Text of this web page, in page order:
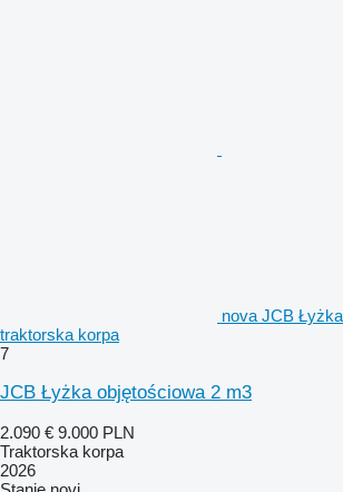
nova JCB
traktorska korpa
7
JCB Łyżka objętościowa 2 m3
2.090 € 9.000 PLN
Traktorska korpa
2026